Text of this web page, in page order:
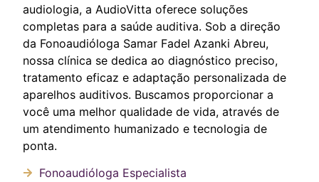
audiologia, a AudioVitta oferece soluções
completas para a saúde auditiva. Sob a direção
da Fonoaudióloga Samar Fadel Azanki Abreu,
nossa clínica se dedica ao diagnóstico preciso,
tratamento eficaz e adaptação personalizada de
aparelhos auditivos. Buscamos proporcionar a
você uma melhor qualidade de vida, através de
um atendimento humanizado e tecnologia de
ponta.
Fonoaudióloga Especialista